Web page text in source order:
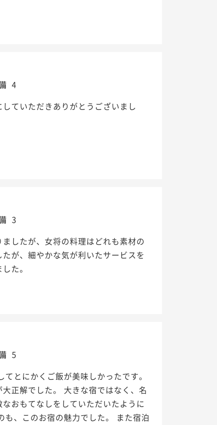
4
ていただきありがとうございまし
3
したが、女将の料理はどれも素材の
が、細やかな気が利いたサービスを
た。
5
にかくご飯が美味しかったです。
正解でした。 大きな宿ではなく、名
おもてなしをしていただいたように
、このお宿の魅力でした。 また宿泊